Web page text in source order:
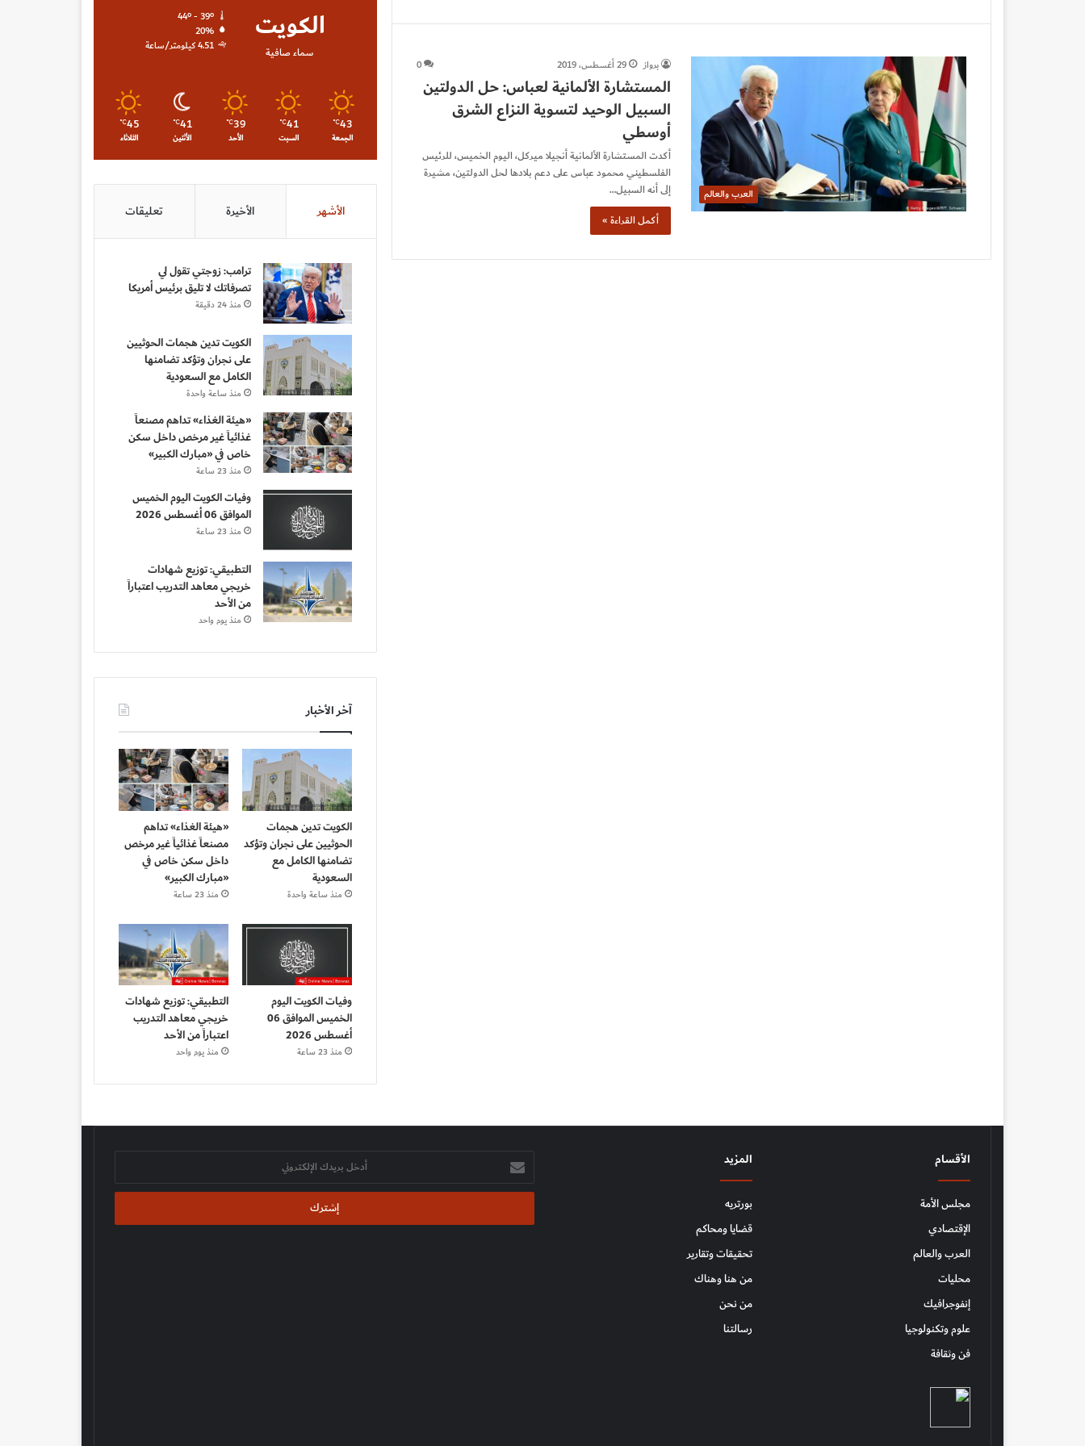
العرب والعالم
برواز 29 أغسطس، 2019 0
المستشارة الألمانية لعباس: حل الدولتين
السبيل الوحيد لتسوية النزاع الشرق
أوسطي
أكدت المستشارة الألمانية أنجيلا ميركل، اليوم الخميس، للرئيس
الفلسطيني محمود عباس على دعم بلادها لحل الدولتين، مشيرة
إلى أنه السبيل…
أكمل القراءة »
الكويت
سماء صافية
44º - 39º
20%
4.51 كيلومتر/ساعة
43
℃
الجمعة
41
℃
السبت
39
℃
الأحد
41
℃
الأثنين
45
℃
الثلاثاء
الأشهر الأخيرة تعليقات
ترامب: زوجتي تقول لي
تصرفاتك لا تليق برئيس أمريكا
منذ 24 دقيقة
الكويت تدين هجمات الحوثيين
على نجران وتؤكد تضامنها
الكامل مع السعودية
منذ ساعة واحدة
«هيئة الغذاء» تداهم مصنعاً
غذائياً غير مرخص داخل سكن
خاص في «مبارك الكبير»
منذ 23 ساعة
وفيات الكويت اليوم الخميس
الموافق 06 أغسطس 2026
منذ 23 ساعة
التطبيقي: توزيع شهادات
خريجي معاهد التدريب اعتباراً
من الأحد
منذ يوم واحد
آخر الأخبار
الكويت تدين هجمات
الحوثيين على نجران وتؤكد
تضامنها الكامل مع
السعودية
منذ ساعة واحدة
«هيئة الغذاء» تداهم
مصنعاً غذائياً غير مرخص
داخل سكن خاص في
«مبارك الكبير»
منذ 23 ساعة
وفيات الكويت اليوم
الخميس الموافق 06
أغسطس 2026
منذ 23 ساعة
التطبيقي: توزيع شهادات
خريجي معاهد التدريب
اعتباراً من الأحد
منذ يوم واحد
الأقسام
مجلس الأمة
الإقتصادي
العرب والعالم
محليات
إنفوجرافيك
علوم وتكنولوجيا
فن وثقافة
المزيد
بورتريه
قضايا ومحاكم
تحقيقات وتقارير
من هنا وهناك
من نحن
رسالتنا
أدخل
بريدك
الإلكتروني